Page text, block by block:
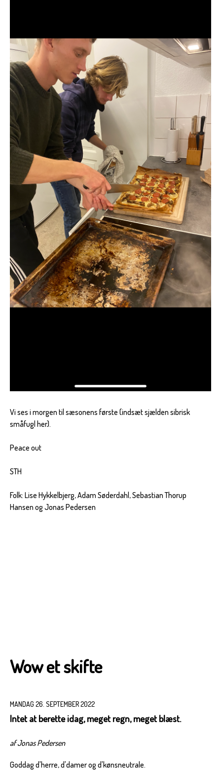
Vi ses i morgen til sæsonens første (indsæt sjælden sibrisk
småfugl her).
Peace out
STH
Folk: Lise Hykkelbjerg, Adam Søderdahl, Sebastian Thorup
Hansen og Jonas Pedersen
Wow et skifte
MANDAG 26. SEPTEMBER 2022
Intet at berette idag, meget regn, meget blæst.
af Jonas Pedersen
Goddag d'herre, d'damer og d'kønsneutrale.